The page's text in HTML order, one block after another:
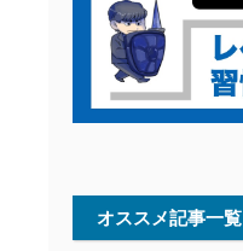
オススメ記事一覧